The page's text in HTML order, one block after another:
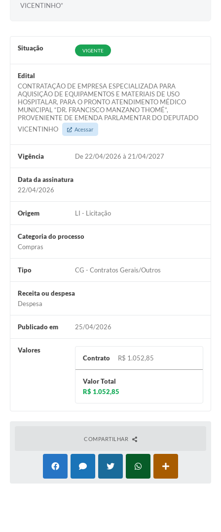
VICENTINHO”
Situação VIGENTE
Edital
CONTRATAÇÃO DE EMPRESA ESPECIALIZADA PARA
AQUISIÇÃO DE EQUIPAMENTOS E MATERIAIS DE USO
HOSPITALAR, PARA O PRONTO ATENDIMENTO MÉDICO
MUNICIPAL “DR. FRANCISCO MANZANO THOMÉ”,
PROVENIENTE DE EMENDA PARLAMENTAR DO DEPUTADO
VICENTINHO
Acessar
Vigência De 22/04/2026 à 21/04/2027
Data da assinatura
22/04/2026
Origem LI - Licitação
Categoria do processo
Compras
Tipo CG - Contratos Gerais/Outros
Receita ou despesa
Despesa
Publicado em 25/04/2026
Valores
Contrato
R$ 1.052,85
Valor Total
R$ 1.052,85
COMPARTILHAR